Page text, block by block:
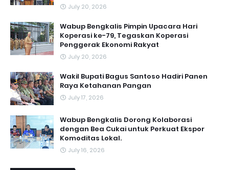
July 20, 2026
Wabup Bengkalis Pimpin Upacara Hari
Koperasi ke-79, Tegaskan Koperasi
Penggerak Ekonomi Rakyat
July 20, 2026
Wakil Bupati Bagus Santoso Hadiri Panen
Raya Ketahanan Pangan
July 17, 2026
Wabup Bengkalis Dorong Kolaborasi
dengan Bea Cukai untuk Perkuat Ekspor
Komoditas Lokal.
July 16, 2026